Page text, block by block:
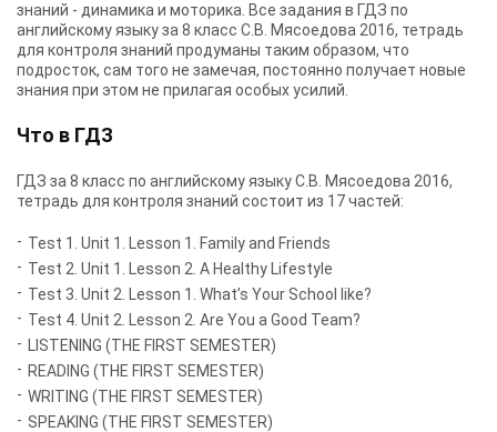
знаний - динамика и моторика. Все задания в ГДЗ по
английскому языку за 8 класс С.В. Мясоедова 2016, тетрадь
для контроля знаний продуманы таким образом, что
подросток, сам того не замечая, постоянно получает новые
знания при этом не прилагая особых усилий.
Что в ГДЗ
ГДЗ за 8 класс по английскому языку С.В. Мясоедова 2016,
тетрадь для контроля знаний состоит из 17 частей:
Test 1. Unit 1. Lesson 1. Family and Friends
Test 2. Unit 1. Lesson 2. A Healthy Lifestyle
Test 3. Unit 2. Lesson 1. What’s Your School like?
Test 4. Unit 2. Lesson 2. Are You a Good Team?
LISTENING (THE FIRST SEMESTER)
READING (THE FIRST SEMESTER)
WRITING (THE FIRST SEMESTER)
SPEAKING (THE FIRST SEMESTER)